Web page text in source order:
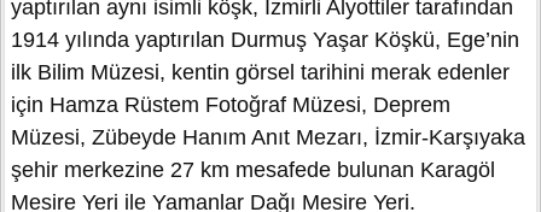
yaptırılan aynı isimli köşk, İzmirli Alyottiler tarafından
1914 yılında yaptırılan Durmuş Yaşar Köşkü, Ege’nin
ilk Bilim Müzesi, kentin görsel tarihini merak edenler
için Hamza Rüstem Fotoğraf Müzesi, Deprem
Müzesi, Zübeyde Hanım Anıt Mezarı, İzmir-Karşıyaka
şehir merkezine 27 km mesafede bulunan Karagöl
Mesire Yeri ile Yamanlar Dağı Mesire Yeri.